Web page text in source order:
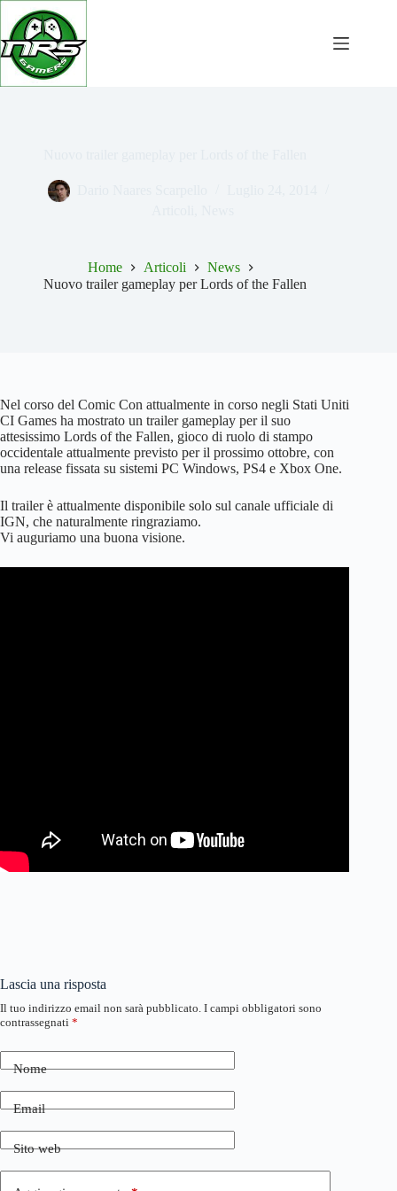
Salta
contenuto
Home Articoli
News
Nuovo trailer gameplay per Lords of the Fallen
Nel corso del Comic Con attualmente in corso negli Stati Uniti
CI Games ha mostrato un trailer gameplay per il suo
attesissimo Lords of the Fallen, gioco di ruolo di stampo
occidentale attualmente previsto per il prossimo ottobre, con
una release fissata su sistemi PC Windows, PS4 e Xbox One.
Il trailer è attualmente disponibile solo sul canale ufficiale di
IGN, che naturalmente ringraziamo.
Vi auguriamo una buona visione.
Lascia una risposta
Il tuo indirizzo email non sarà pubblicato. I campi obbligatori sono
contrassegnati *
Nome
Email
Sito web